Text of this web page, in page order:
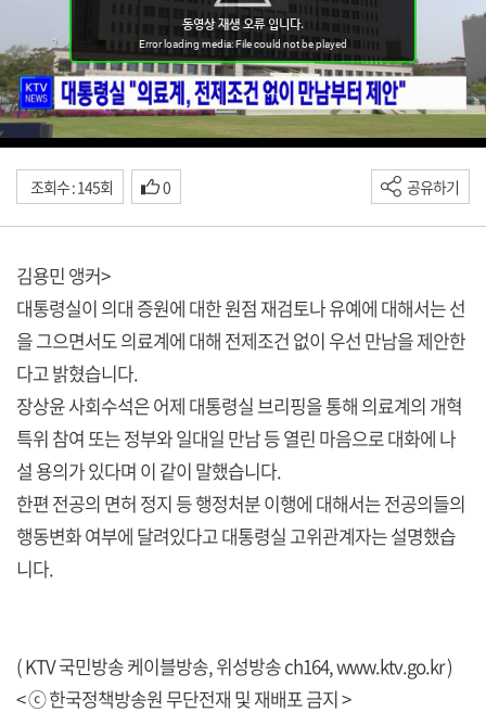
조회수 : 145회 0 공유하기
김용민 앵커>
대통령실이 의대 증원에 대한 원점 재검토나 유예에 대해서는 선
을 그으면서도 의료계에 대해 전제조건 없이 우선 만남을 제안한
다고 밝혔습니다.
장상윤 사회수석은 어제 대통령실 브리핑을 통해 의료계의 개혁
특위 참여 또는 정부와 일대일 만남 등 열린 마음으로 대화에 나
설 용의가 있다며 이 같이 말했습니다.
한편 전공의 면허 정지 등 행정처분 이행에 대해서는 전공의들의
행동변화 여부에 달려있다고 대통령실 고위관계자는 설명했습
니다.
( KTV 국민방송 케이블방송, 위성방송 ch164,www.ktv.go.kr)
< ⓒ 한국정책방송원 무단전재 및 재배포 금지 >